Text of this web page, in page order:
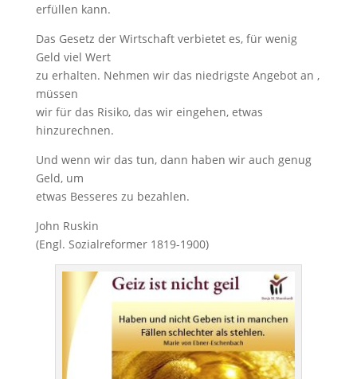
erfüllen kann.
Das Gesetz der Wirtschaft verbietet es, für wenig
Geld viel Wert
zu erhalten. Nehmen wir das niedrigste Angebot an ,
müssen
wir für das Risiko, das wir eingehen, etwas
hinzurechnen.
Und wenn wir das tun, dann haben wir auch genug
Geld, um
etwas Besseres zu bezahlen.
John Ruskin
(Engl. Sozialreformer 1819-1900)